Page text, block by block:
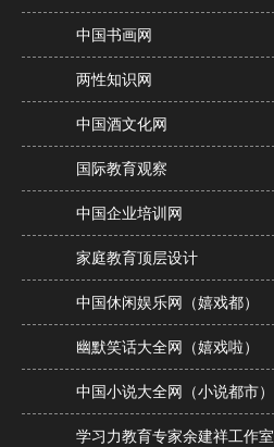
中国书画网
两性知识网
中国酒文化网
国际教育观察
中国企业培训网
家庭教育顶层设计
中国休闲娱乐网（嬉戏都）
幽默笑话大全网（嬉戏啦）
中国小说大全网（小说都市）
学习力教育专家余建祥工作室